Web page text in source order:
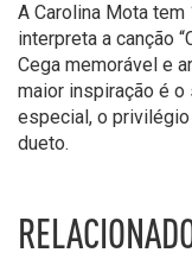
A Carolina Mota
interpreta a canção
Cega memorável e
maior inspiração é
especial, o
dueto.